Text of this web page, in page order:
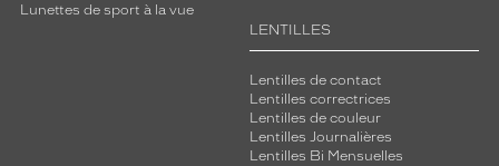
Lunettes de sport à la vue
LENTILLES
Lentilles de contact
Lentilles correctrices
Lentilles de couleur
Lentilles Journalières
Lentilles Bi Mensuelles